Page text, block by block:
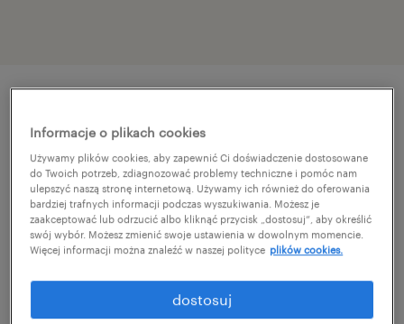
szczegóły oferty
Chcesz być częścią zespołu, który od zera
uruchomi najnowocześniejsze linie
produkcyjne w Europie? Dla naszego Klienta,
polecanego pracodawcy - firmy Velvet
CARE, poszukujemy osób, które chcą
budować fundament zespołu technicznego w
Informacje o plikach cookies
Używamy plików cookies, aby zapewnić Ci doświadczenie dostosowane
do Twoich potrzeb, zdiagnozować problemy techniczne i pomóc nam
ulepszyć naszą stronę internetową. Używamy ich również do oferowania
bardziej trafnych informacji podczas wyszukiwania. Możesz je
zaakceptować lub odrzucić albo kliknąć przycisk „dostosuj”, aby określić
swój wybór. Możesz zmienić swoje ustawienia w dowolnym momencie.
Więcej informacji można znaleźć w naszej polityce plików cookies.
dostosuj